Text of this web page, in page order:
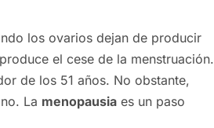
los ovarios dejan de producir
el cese de la menstruación.
de los 51 años. No obstante,
La menopausia es un paso